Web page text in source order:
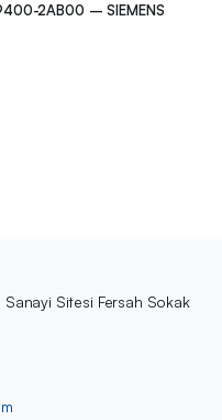
2AB00 – SIEMENS
Sitesi Fersah Sokak